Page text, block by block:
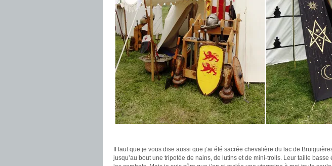
Il faut que je vous dise aussi que j’ai été sacrée chevalière du lac de
jusqu’au bout une tripotée de nains, de lutins et de mini-trolls. Leur taille